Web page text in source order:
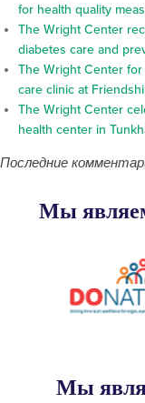
for health quality
The Wright Center
diabetes care and
The Wright Center
care clinic at
The Wright Center
health center in
Последние
Мы
Мы